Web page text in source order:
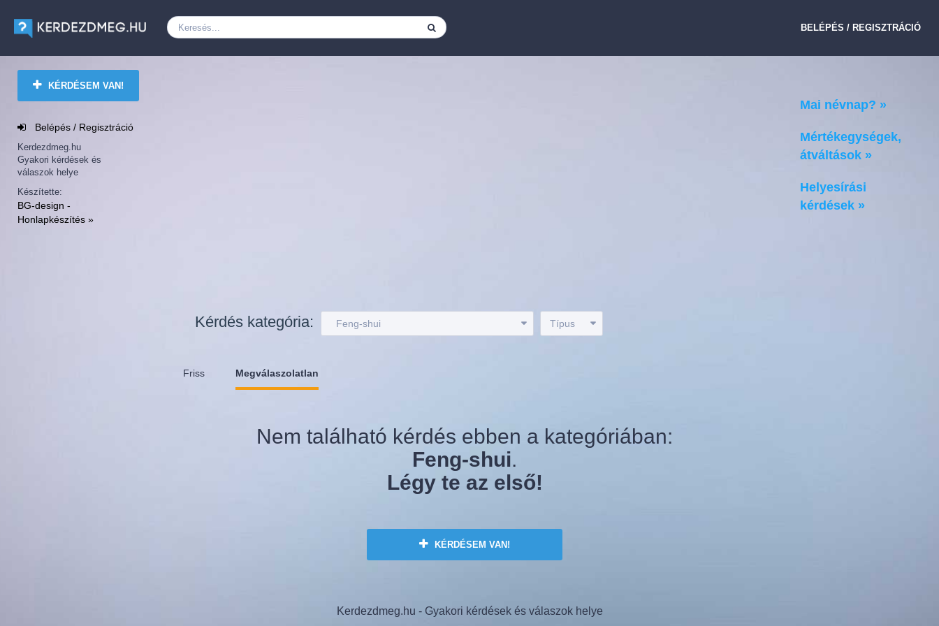
BELÉPÉS / REGISZTRÁCIÓ
KÉRDÉSEM VAN!
Belépés / Regisztráció
Kerdezdmeg.hu
Gyakori kérdések és
válaszok helye
Készítette:
BG-design -
Honlapkészítés »
Kérdés kategória: Feng-shui Típus
Friss Megválaszolatlan
Nem található kérdés ebben a kategóriában:
Feng-shui.
Légy te az első!
KÉRDÉSEM VAN!
Mai névnap? »
Mértékegységek,
átváltások »
Helyesírási
kérdések »
Kerdezdmeg.hu - Gyakori kérdések és válaszok helye